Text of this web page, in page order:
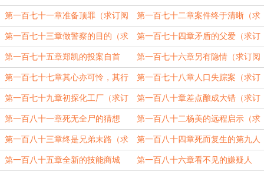
阅求月票） 求月票）
第一百七十一章准备顶罪（求订阅
求月票）
第一百七十二章案件终于清晰（求
订阅求月票）
第一百七十三章做警察的目的（求
订阅求月票）
第一百七十四章矛盾的父爱（求订
阅求月票）
第一百七十五章郑凯的投案自首
（求订阅求月票）
第一百七十六章另有隐情（求订阅
求月票）
第一百七十七章其心亦可怜，其行
不可恕（求订阅求月票）
第一百七十八章人口失踪案（求订
阅求月票）
第一百七十九章初探化工厂（求订
阅求月票）
第一百八十章差点酿成大错（求订
阅求月票）
第一百八十一章死无全尸的猜想
（求订阅求月票）
第一百八十二杨美的远程启示（求
订阅求月票）
第一百八十三章终是兄弟末路（求
订阅求月票）
第一百八十四章死而复生的第九人
（求订阅求月票）
第一百八十五章全新的技能商城 第一百八十六章看不见的嫌疑人